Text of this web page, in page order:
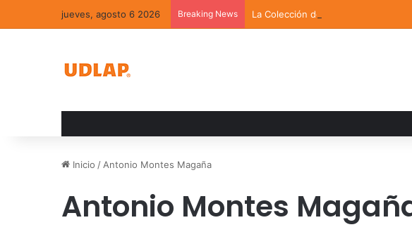
jueves, agosto 6 2026 Breaking News La Colección de Arte UDLAP
Inicio / Antonio Montes Magaña
Antonio Montes